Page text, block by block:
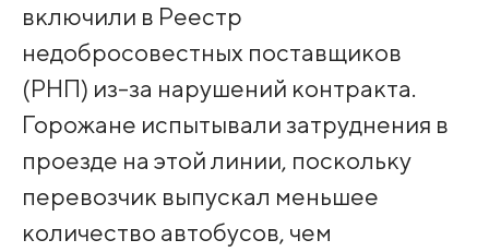
включили в Реестр
недобросовестных поставщиков
(РНП) из-за нарушений контракта.
Горожане испытывали затруднения в
проезде на этой линии, поскольку
перевозчик выпускал меньшее
количество автобусов, чем